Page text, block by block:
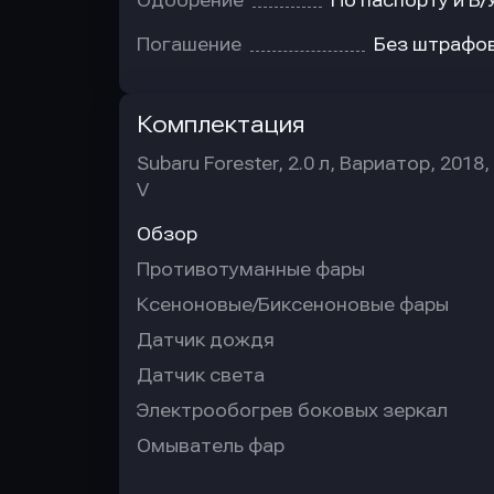
Погашение Без
Комплектация
Subaru Forester, 2.0 л, Вариатор, 2018,
V
Обзор
Противотуманные фары
Ксеноновые/Биксеноновые фары
Датчик дождя
Датчик света
Электрообогрев боковых зеркал
Омыватель фар